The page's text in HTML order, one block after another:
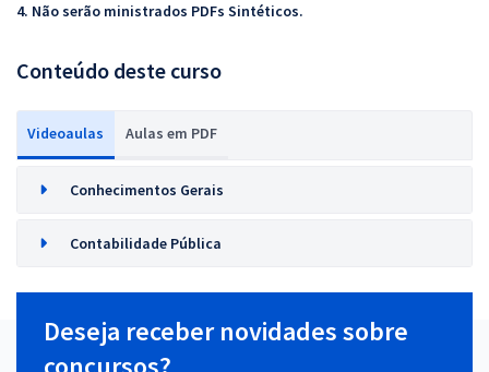
4. Não serão ministrados PDFs Sintéticos.
Conteúdo deste curso
Videoaulas Aulas em PDF
Conhecimentos Gerais
Contabilidade Pública
Deseja receber novidades sobre